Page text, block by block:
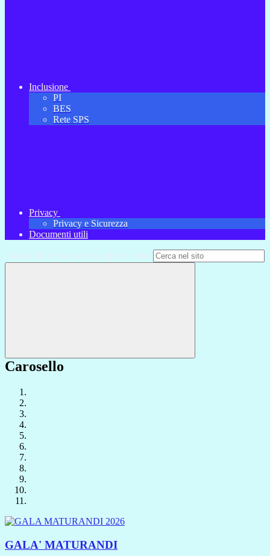
Inclusione
PI
BES
Rete SPS
Privacy
Privacy e Sicurezza
Documenti utili
Campo di ricerca per le pagine del sito
Carosello
GALA' MATURANDI